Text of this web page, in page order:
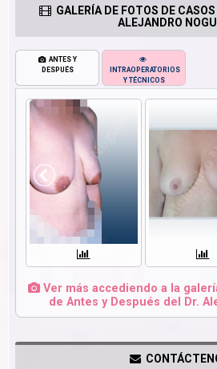
GALERÍA DE FOTOS DE
ALEJANDRO
ANTES Y
DESPUÉS
INTRAOPERATORIOS
Y TÉCNICOS
Ver más accediendo a la
de Antes y Después del Dr.